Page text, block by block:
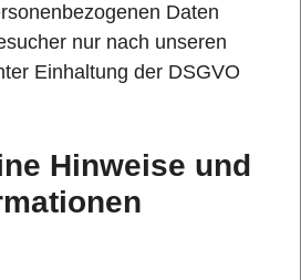
Daten
nur nach unseren
Einhaltung der DSGVO
Hinweise und